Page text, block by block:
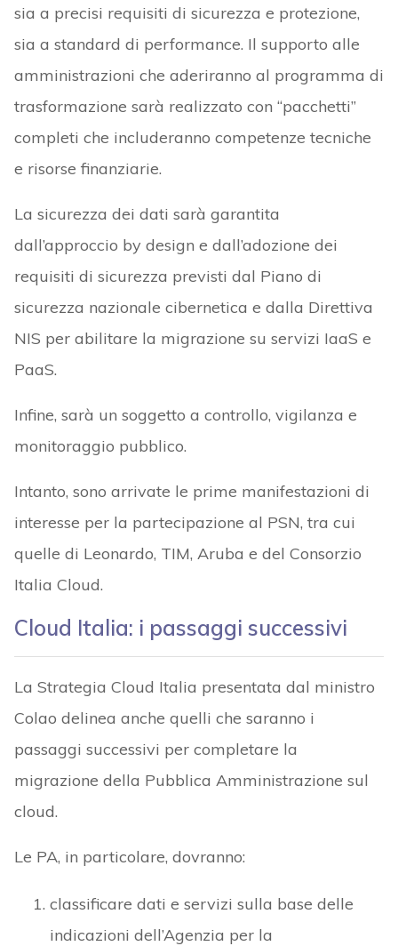
sia a precisi requisiti di sicurezza e protezione,
sia a standard di performance. Il supporto alle
amministrazioni che aderiranno al programma di
trasformazione sarà realizzato con “pacchetti”
completi che includeranno competenze tecniche
e risorse finanziarie.
La sicurezza dei dati sarà garantita
dall’approccio by design e dall’adozione dei
requisiti di sicurezza previsti dal Piano di
sicurezza nazionale cibernetica e dalla Direttiva
NIS per abilitare la migrazione su servizi IaaS e
PaaS.
Infine, sarà un soggetto a controllo, vigilanza e
monitoraggio pubblico.
Intanto, sono arrivate le prime manifestazioni di
interesse per la partecipazione al PSN, tra cui
quelle di Leonardo, TIM, Aruba e del Consorzio
Italia Cloud.
Cloud Italia: i passaggi successivi
La Strategia Cloud Italia presentata dal ministro
Colao delinea anche quelli che saranno i
passaggi successivi per completare la
migrazione della Pubblica Amministrazione sul
cloud.
Le PA, in particolare, dovranno:
classificare dati e servizi sulla base delle
indicazioni dell’Agenzia per la